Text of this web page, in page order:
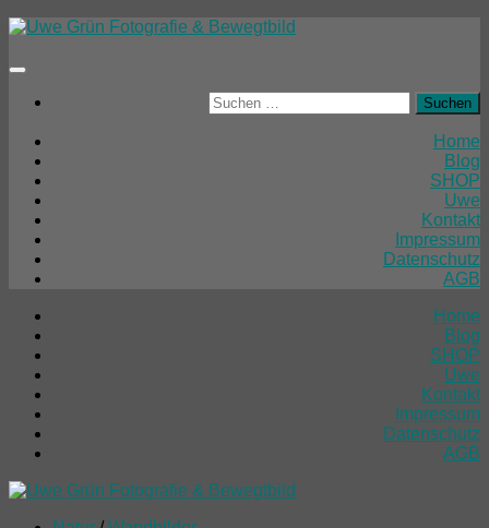
Unter
Inhalt
Suchen
nach:
Home
Blog
SHOP
Uwe
Kontakt
Impressum
Datenschutz
AGB
Home
Blog
SHOP
Uwe
Kontakt
Impressum
Datenschutz
AGB